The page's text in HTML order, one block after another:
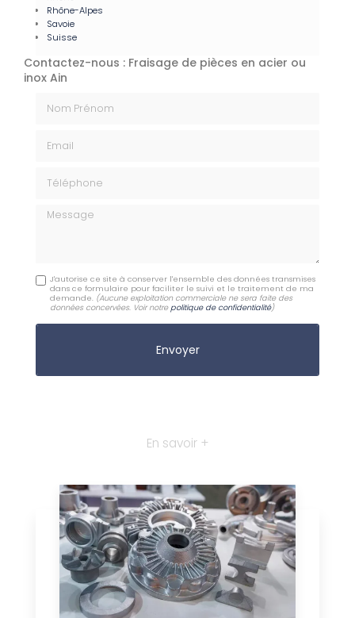
Rhône-Alpes
Savoie
Suisse
Contactez-nous : Fraisage de pièces en acier ou
inox Ain
Message
J'autorise ce site à conserver l'ensemble des données transmises
dans ce formulaire pour faciliter le suivi et le traitement de ma
demande. (Aucune exploitation commerciale ne sera faite des
données concervées. Voir notrepolitique de confidentialité)
En savoir +